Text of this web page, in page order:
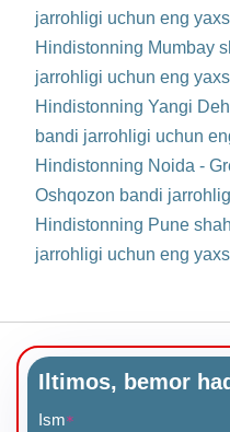
jarrohligi uchun eng
Hindistonning Mumbay
jarrohligi uchun eng
Hindistonning Yangi
bandi jarrohligi uchun
Hindistonning Noida -
Oshqozon bandi
Hindistonning Pune
jarrohligi uchun eng
Iltimos, bemor
Ism*